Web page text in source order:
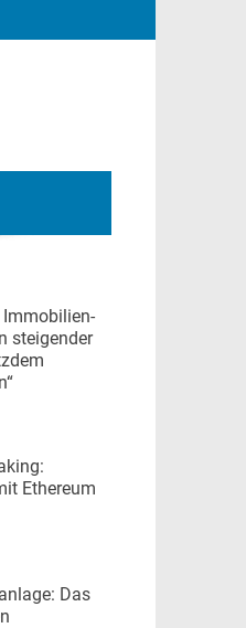
Immobilien-
steigender
Ethereum
Das